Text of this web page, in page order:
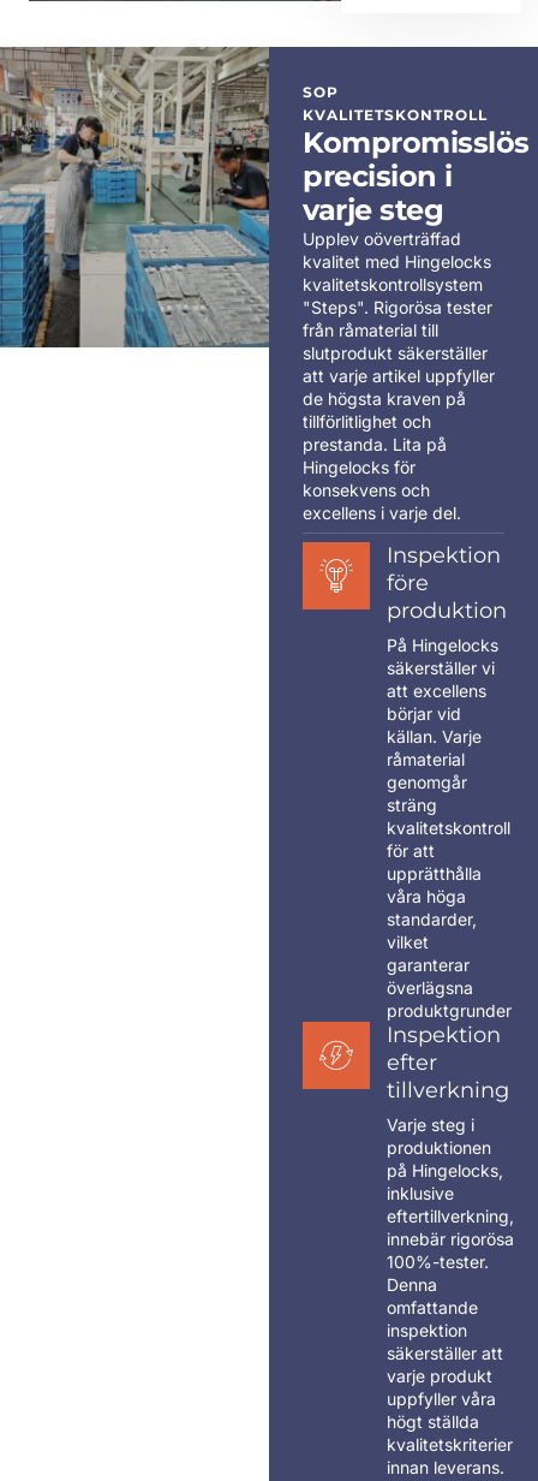
SOP
KVALITETSKONTROLL
Kompromisslös
precision i
varje steg
Upplev oöverträffad
kvalitet med Hingelocks
kvalitetskontrollsystem
"Steps". Rigorösa tester
från råmaterial till
slutprodukt säkerställer
att varje artikel uppfyller
de högsta kraven på
tillförlitlighet och
prestanda. Lita på
Hingelocks för
konsekvens och
excellens i varje del.
Inspektion
före
produktion
På Hingelocks
säkerställer vi
att excellens
börjar vid
källan. Varje
råmaterial
genomgår
sträng
kvalitetskontroll
för att
upprätthålla
våra höga
standarder,
vilket
garanterar
överlägsna
produktgrunder
Inspektion
efter
tillverkning
Varje steg i
produktionen
på Hingelocks,
inklusive
eftertillverkning,
innebär rigorösa
100%-tester.
Denna
omfattande
inspektion
säkerställer att
varje produkt
uppfyller våra
högt ställda
kvalitetskriterier
innan leverans.